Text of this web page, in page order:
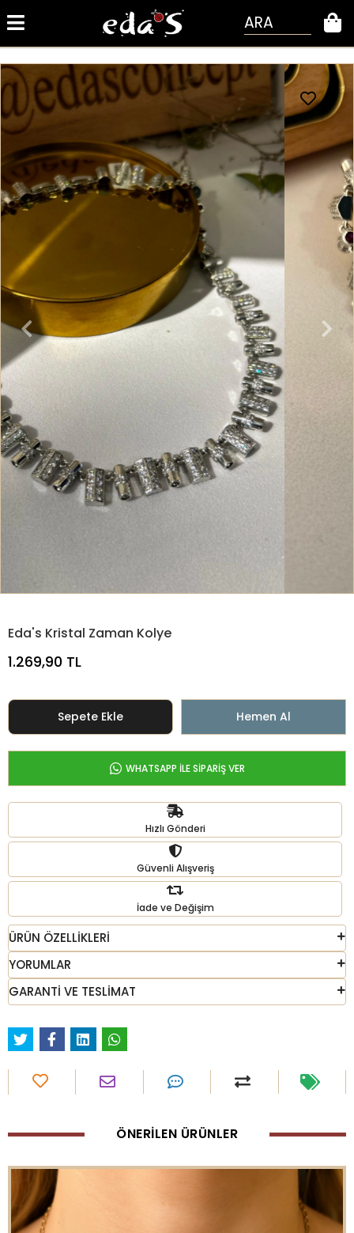
ARA 0
Eda's Kristal Zaman Kolye
1.269,90 TL
Sepete Ekle Hemen Al
WHATSAPP İLE SİPARİŞ VER
Hızlı Gönderi
Güvenli Alışveriş
İade ve Değişim
ÜRÜN ÖZELLİKLERİ
YORUMLAR
GARANTİ VE TESLİMAT
ÖNERİLEN ÜRÜNLER